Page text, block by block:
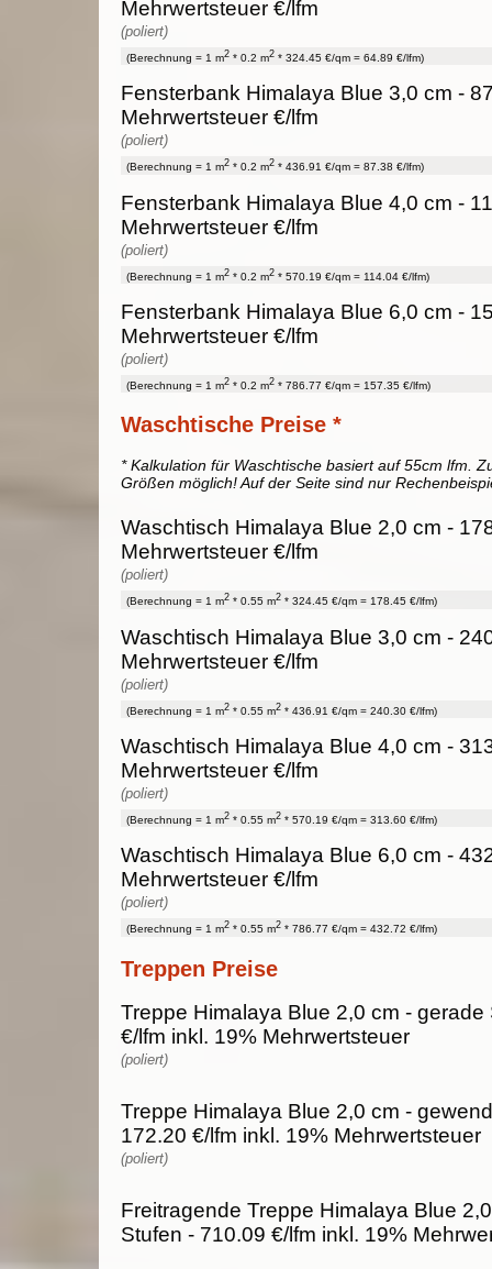
Mehrwertsteuer €/lfm
(poliert)
(Berechnung = 1 m2 * 0.2 m2 * 324.45 €/qm = 64.89 €/lfm)
Fensterbank Himalaya Blue 3,0 cm -
Mehrwertsteuer €/lfm
(poliert)
(Berechnung = 1 m2 * 0.2 m2 * 436.91 €/qm = 87.38 €/lfm)
Fensterbank Himalaya Blue 4,0 cm -
Mehrwertsteuer €/lfm
(poliert)
(Berechnung = 1 m2 * 0.2 m2 * 570.19 €/qm = 114.04 €/lfm)
Fensterbank Himalaya Blue 6,0 cm -
Mehrwertsteuer €/lfm
(poliert)
(Berechnung = 1 m2 * 0.2 m2 * 786.77 €/qm = 157.35 €/lfm)
Waschtische Preise *
* Kalkulation für Waschtische basiert auf 55cm lfm.
Größen möglich! Auf der Seite sind nur
Waschtisch Himalaya Blue 2,0 cm -
Mehrwertsteuer €/lfm
(poliert)
(Berechnung = 1 m2 * 0.55 m2 * 324.45 €/qm = 178.45 €/lfm)
Waschtisch Himalaya Blue 3,0 cm -
Mehrwertsteuer €/lfm
(poliert)
(Berechnung = 1 m2 * 0.55 m2 * 436.91 €/qm = 240.30 €/lfm)
Waschtisch Himalaya Blue 4,0 cm -
Mehrwertsteuer €/lfm
(poliert)
(Berechnung = 1 m2 * 0.55 m2 * 570.19 €/qm = 313.60 €/lfm)
Waschtisch Himalaya Blue 6,0 cm -
Mehrwertsteuer €/lfm
(poliert)
(Berechnung = 1 m2 * 0.55 m2 * 786.77 €/qm = 432.72 €/lfm)
Treppen Preise
Treppe Himalaya Blue 2,0 cm - gerade
€/lfm inkl. 19% Mehrwertsteuer
(poliert)
Treppe Himalaya Blue 2,0 cm -
172.20 €/lfm inkl. 19% Mehrwertsteuer
(poliert)
Freitragende Treppe Himalaya Blue
Stufen - 710.09 €/lfm inkl. 19%